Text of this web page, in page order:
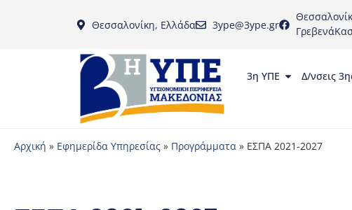
Θεσσαλονίκη, Ελλάδα 3ype@3ype.gr
Γρεβενά
3η ΥΠΕ Δ/νσεις
Αρχική » Εφημερίδα Υπηρεσίας » Προγράμματα » ΕΣΠΑ 2021-2027